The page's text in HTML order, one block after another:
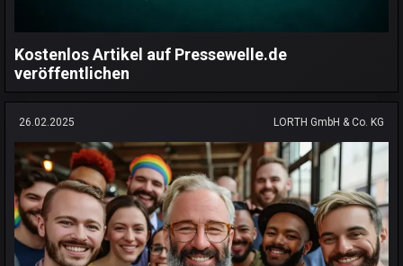
Kostenlos Artikel auf Pressewelle.de
veröffentlichen
26.02.2025 LORTH GmbH & Co. KG